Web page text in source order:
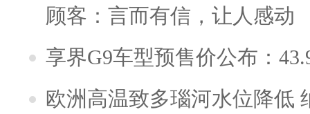
顾客：言而有信，让人感动
享界G9车型预售价公布：
欧洲高温致多瑙河水位降低